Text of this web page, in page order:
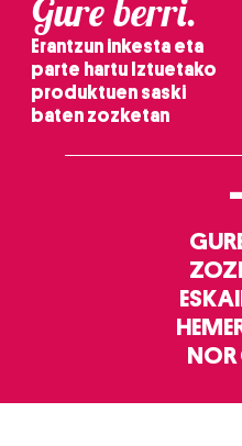
Gure berri.
Erantzun inkesta eta
parte hartu Iztuetako
produktuen saski
baten zozketan